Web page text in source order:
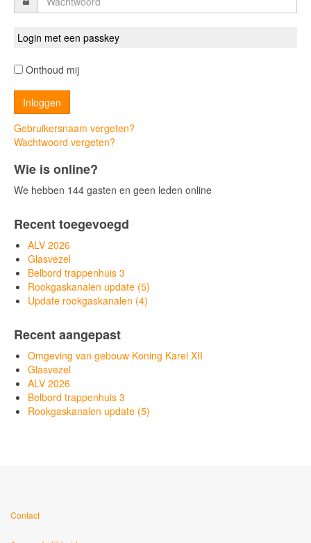
Login met een passkey
Onthoud mij
Gebruikersnaam vergeten?
Wachtwoord vergeten?
Wie is online?
We hebben 144 gasten en geen leden online
Recent toegevoegd
ALV 2026
Glasvezel
Belbord trappenhuis 3
Rookgaskanalen update (5)
Update rookgaskanalen (4)
Recent aangepast
Omgeving van gebouw Koning Karel XII
Glasvezel
ALV 2026
Belbord trappenhuis 3
Rookgaskanalen update (5)
Contact